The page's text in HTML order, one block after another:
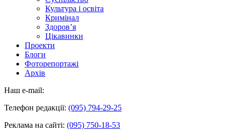
Культура і освіта
Кримінал
Здоров’я
Цікавинки
Проекти
Блоги
Фоторепортажі
Архів
Наш e-mail:
Телефон редакції: (095) 794-29-25
Реклама на сайті: (095) 750-18-53